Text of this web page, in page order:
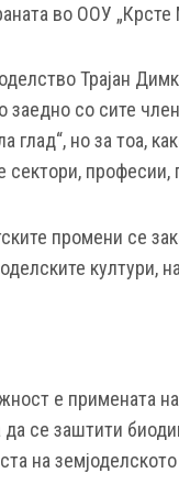
во ООУ
Трајан
заедно со сите
глад“, но за тоа,
сектори, професии,
промени се
култури,
е примената
да се заштити
на